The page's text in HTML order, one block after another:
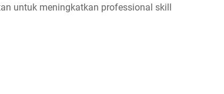
untuk meningkatkan professional skill